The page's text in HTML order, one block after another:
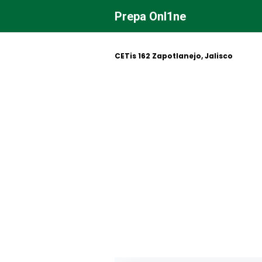
contenido
Prepa Onl1ne
CETis 162 Zapotlanejo, Jalisco